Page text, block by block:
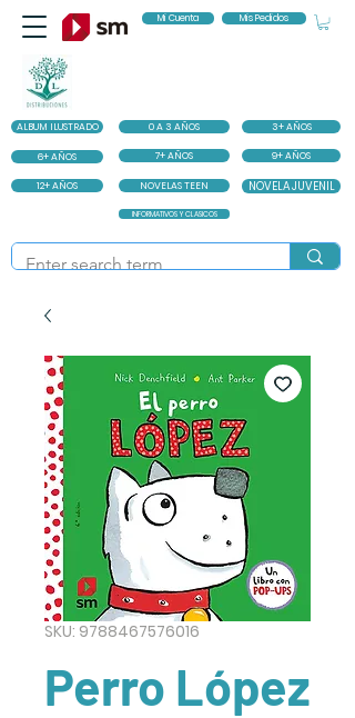
ALBUM ILUSTRADO 0 A 3 AÑOS 3+ AÑOS
6+ AÑOS 7+ AÑOS 9+ AÑOS
12+ AÑOS NOVELAS TEEN NOVELA JUVENIL
INFORMATIVOS Y CLASICOS
Mi Cuenta Mis Pedidos
SKU: 9788467576016
Perro López